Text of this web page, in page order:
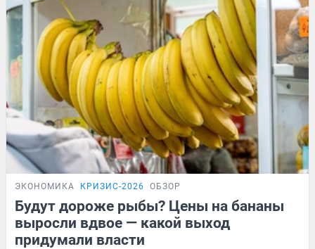
ЭКОНОМИКА КРИЗИС-2026 ОБЗОР
Будут дороже рыбы? Цены на бананы
выросли вдвое — какой выход
придумали власти